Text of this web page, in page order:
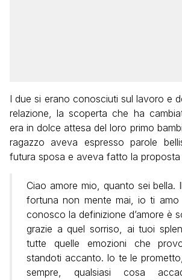
I due si erano conosciuti sul lavoro e
relazione, la scoperta che ha
era in dolce attesa del loro primo
ragazzo aveva espresso parole
futura sposa e aveva fatto la proposta
Ciao amore mio, quanto sei bella.
fortuna non mente mai, io ti amo
conosco la definizione d’amore è
grazie a quel sorriso, ai tuoi
tutte quelle emozioni che
standoti accanto. Io te le
sempre, qualsiasi cosa